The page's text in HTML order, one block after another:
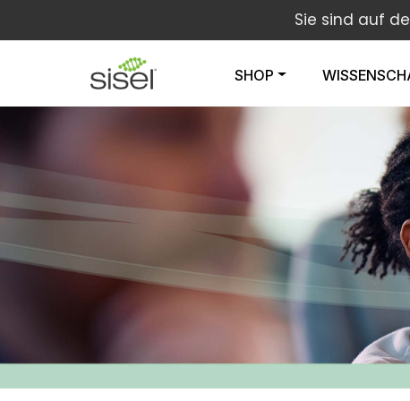
Sie sind auf
SHOP